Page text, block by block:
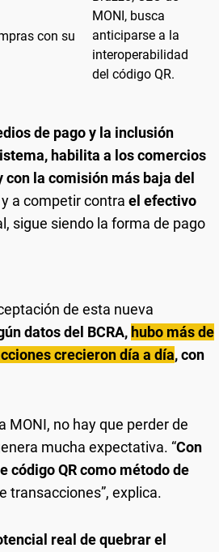
con su
de pago y la inclusión
habilita a los comercios
la comisión más baja del
a competir contra el efectivo
sigue siendo la forma de pago
de esta nueva
datos del BCRA, hubo más de
crecieron día a día, con
MONI, no hay que perder de
mucha expectativa. “Con
código QR como método de
transacciones”, explica.
real de quebrar el